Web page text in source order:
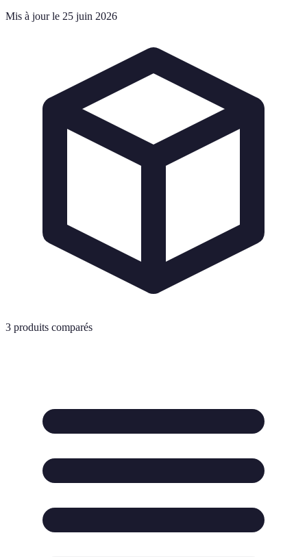
Mis à jour le 25 juin 2026
3 produits comparés